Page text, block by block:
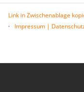
Link in Zwischenablage
Impressum |